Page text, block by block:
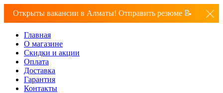
Открыты вакансии в Алматы! Отправить резюме 📝
Главная
О магазине
Скидки и акции
Оплата
Доставка
Гарантия
Контакты